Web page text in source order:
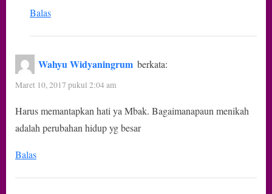
Balas
Wahyu Widyaningrum berkata:
Maret 10, 2017 pukul 2:04 am
Harus memantapkan hati ya Mbak. Bagaimanapaun menikah
adalah perubahan hidup yg besar
Balas